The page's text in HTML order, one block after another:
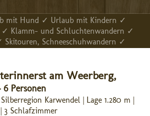
mit Hund ✓ Urlaub mit Kindern ✓
Klamm- und Schluchtenwandern ✓
Schneeschuhwandern ✓
am Weerberg,
Personen
Karwendel | Lage 1.280 m |
3 Schlafzimmer